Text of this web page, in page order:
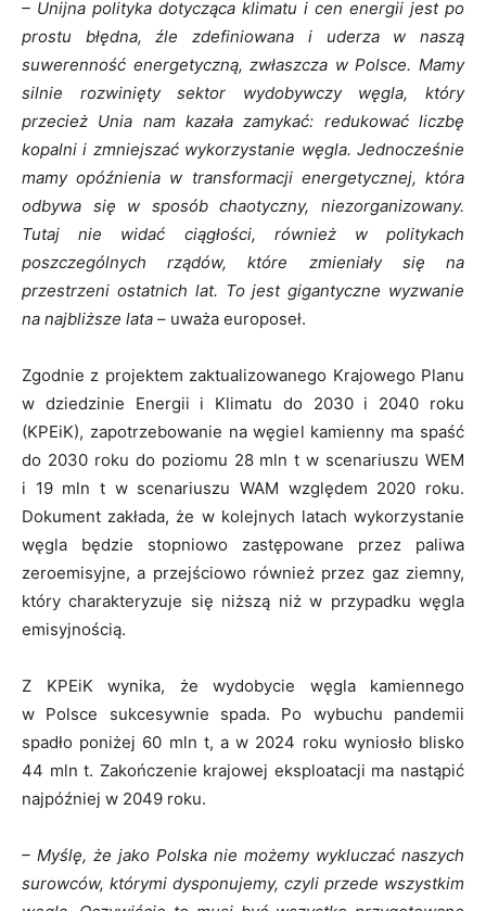
– Unijna polityka dotycząca klimatu i cen energii jest po
prostu błędna, źle zdefiniowana i uderza w naszą
suwerenność energetyczną, zwłaszcza w Polsce. Mamy
silnie rozwinięty sektor wydobywczy węgla, który
przecież Unia nam kazała zamykać: redukować liczbę
kopalni i zmniejszać wykorzystanie węgla. Jednocześnie
mamy opóźnienia w transformacji energetycznej, która
odbywa się w sposób chaotyczny, niezorganizowany.
Tutaj nie widać ciągłości, również w politykach
poszczególnych rządów, które zmieniały się na
przestrzeni ostatnich lat. To jest gigantyczne wyzwanie
na najbliższe lata – uważa europoseł.
Zgodnie z projektem zaktualizowanego Krajowego Planu
w dziedzinie Energii i Klimatu do 2030 i 2040 roku
(KPEiK), zapotrzebowanie na węgiel kamienny ma spaść
do 2030 roku do poziomu 28 mln t w scenariuszu WEM
i 19 mln t w scenariuszu WAM względem 2020 roku.
Dokument zakłada, że w kolejnych latach wykorzystanie
węgla będzie stopniowo zastępowane przez paliwa
zeroemisyjne, a przejściowo również przez gaz ziemny,
który charakteryzuje się niższą niż w przypadku węgla
emisyjnością.
Z KPEiK wynika, że wydobycie węgla kamiennego
w Polsce sukcesywnie spada. Po wybuchu pandemii
spadło poniżej 60 mln t, a w 2024 roku wyniosło blisko
44 mln t. Zakończenie krajowej eksploatacji ma nastąpić
najpóźniej w 2049 roku.
– Myślę, że jako Polska nie możemy wykluczać naszych
surowców, którymi dysponujemy, czyli przede wszystkim